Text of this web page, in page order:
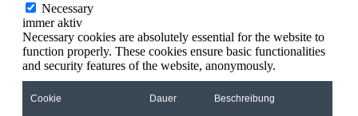
Necessary
immer aktiv
Necessary cookies are absolutely essential for the website to
function properly. These cookies ensure basic functionalities
and security features of the website, anonymously.
Cookie Dauer Beschreibung